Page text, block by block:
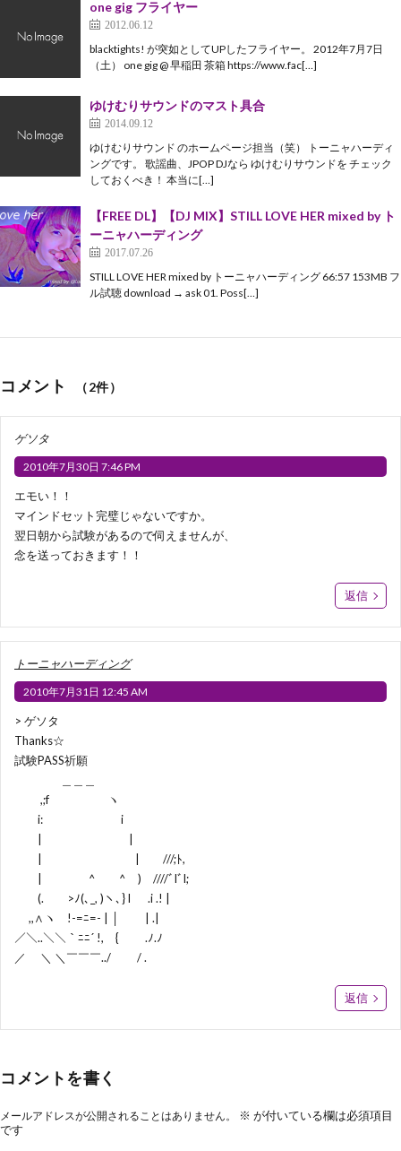
one gig フライヤー
2012.06.12
blacktights! が突如としてUPしたフライヤー。 2012年7月7日
（土） one gig @ 早稲田 茶箱 https://www.fac[…]
ゆけむりサウンドのマスト具合
2014.09.12
ゆけむりサウンド のホームページ担当（笑） トーニャハーディ
ングです。 歌謡曲、JPOP DJなら ゆけむりサウンドを チェック
しておくべき！ 本当に[…]
【FREE DL】【DJ MIX】STILL LOVE HER mixed by ト
ーニャハーディング
2017.07.26
STILL LOVE HER mixed by トーニャハーディング 66:57 153MB フ
ル試聴 download → ask 01. Poss[…]
コメント （2件）
ゲソタ
2010年7月30日 7:46 PM
エモい！！
マインドセット完璧じゃないですか。
翌日朝から試験があるので伺えませんが、
念を送っておきます！！
返信
トーニャハーディング
2010年7月31日 12:45 AM
> ゲソタ
Thanks☆
試験PASS祈願
,;f ヽ
i: i
| | ///;ﾄ,
| ^ ^ ) ////ﾞlﾞl;
(. >ﾉ(､_, )ヽ､} l .i .! |
,,∧ヽ !-=ﾆ=- | │ | .|
／＼..＼＼｀ﾆﾆ´ !, { .ﾉ.ﾉ
／ ＼ ＼￣￣￣../ / .
返信
コメントを書く
メールアドレスが公開されることはありません。 ※ が付いている欄は必須項目
です